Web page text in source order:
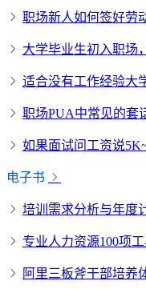
职场新人如何签好劳
大学毕业生初入职场
适合没有工作经验大
职场PUA中常见的套
如果面试问工资说
电子书
培训需求分析与年度
专业人力资源100项
阿里三板斧干部培养